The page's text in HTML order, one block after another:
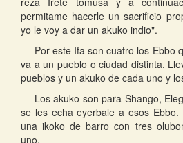
permitame hacerle un sacrificio
yo le voy a dar un akuko indio".
Por este Ifa son cuatro los Ebbo
va a un pueblo o ciudad distinta.
pueblos y un akuko de cada uno y
Los akuko son para Shango,
se les echa eyerbale a esos
una ikoko de barro con tres
uno.